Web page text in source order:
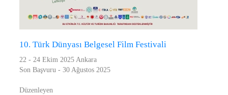
10. Türk Dünyası Belgesel Film Festivali
22 - 24 Ekim 2025 Ankara
Son Başvuru - 30 Ağustos 2025
Düzenleyen